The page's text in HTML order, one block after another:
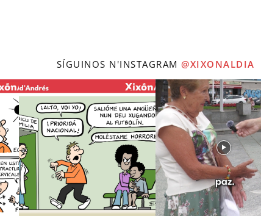
SÍGUINOS N'INSTAGRAM @XIXONALDIA